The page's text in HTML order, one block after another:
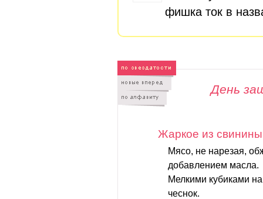
фишка ток в
День
Жаркое из свинины
Мясо, не нарезая,
добавлением масла.
Мелкими кубиками
чеснок.